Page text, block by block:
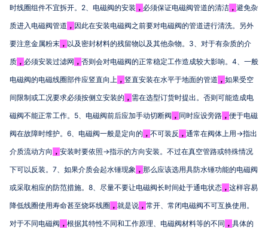
时线圈组件不宜拆开。 2、电磁阀的安装 ， 必须保证电磁阀管道的清洁 ， 避免杂
质进入电磁阀管道 ， 因此在安装电磁阀之前要对电磁阀的管道进行清洗。另外
要注意金属粉末 ， 以及密封材料的残留物以及其他杂物。 3、对于有杂质的介
质 ， 必须安装过滤网 ， 否则会对电磁阀的正常稳定工作造成较大影响。 4、一般
电磁阀的电磁线圈部件应竖直向上 ， 竖直安装在水平于地面的管道 ， 如果受空
间限制或工况要求必须按侧立安装的 ， 需在选型订货时提出。否则可能造成电
磁阀不能正常工作。 5、电磁阀前后应加手动切断阀 ， 同时应设旁路 ， 便于电磁
阀在故障时维护。 6、电磁阀一般是定向的 ， 不可装反 ， 通常在阀体上用 →指出
介质流动方向 ， 安装时要依照→指示的方向安装。不过在真空管路或特殊情况
下可以反装。 7、如果介质会起水锤现象 ， 那么应该选用具防水锤功能的电磁阀
或采取相应的防范措施。 8、尽量不要让电磁阀长时间处于通电状态 ， 这样容易
降低线圈使用寿命甚至烧坏线圈 ， 就是说 ， 常开、常闭电磁阀不可互换使用。
对于不同电磁阀 ， 根据其特性不同和工作原理、电磁阀材料等的不同 ， 具体的